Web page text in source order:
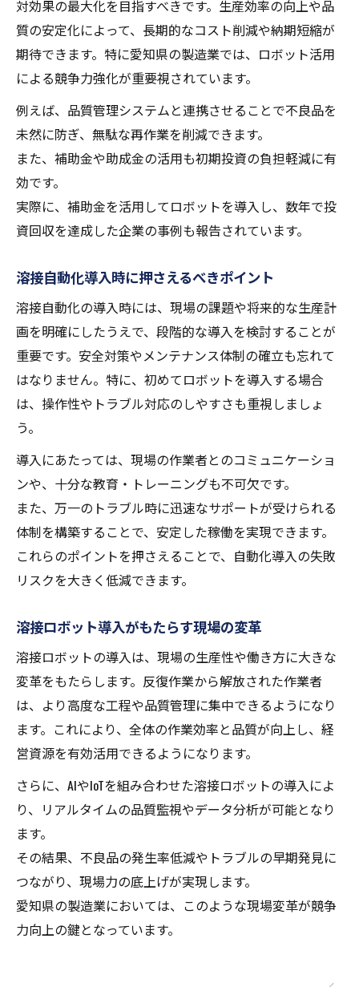
対効果の最大化を目指すべきです。生産効率の向上や品
質の安定化によって、長期的なコスト削減や納期短縮が
期待できます。特に愛知県の製造業では、ロボット活用
による競争力強化が重要視されています。
例えば、品質管理システムと連携させることで不良品を
未然に防ぎ、無駄な再作業を削減できます。
また、補助金や助成金の活用も初期投資の負担軽減に有
効です。
実際に、補助金を活用してロボットを導入し、数年で投
資回収を達成した企業の事例も報告されています。
溶接自動化導入時に押さえるべきポイント
溶接自動化の導入時には、現場の課題や将来的な生産計
画を明確にしたうえで、段階的な導入を検討することが
重要です。安全対策やメンテナンス体制の確立も忘れて
はなりません。特に、初めてロボットを導入する場合
は、操作性やトラブル対応のしやすさも重視しましょ
う。
導入にあたっては、現場の作業者とのコミュニケーショ
ンや、十分な教育・トレーニングも不可欠です。
また、万一のトラブル時に迅速なサポートが受けられる
体制を構築することで、安定した稼働を実現できます。
これらのポイントを押さえることで、自動化導入の失敗
リスクを大きく低減できます。
溶接ロボット導入がもたらす現場の変革
溶接ロボットの導入は、現場の生産性や働き方に大きな
変革をもたらします。反復作業から解放された作業者
は、より高度な工程や品質管理に集中できるようになり
ます。これにより、全体の作業効率と品質が向上し、経
営資源を有効活用できるようになります。
さらに、AIやIoTを組み合わせた溶接ロボットの導入によ
り、リアルタイムの品質監視やデータ分析が可能となり
ます。
その結果、不良品の発生率低減やトラブルの早期発見に
つながり、現場力の底上げが実現します。
愛知県の製造業においては、このような現場変革が競争
力向上の鍵となっています。